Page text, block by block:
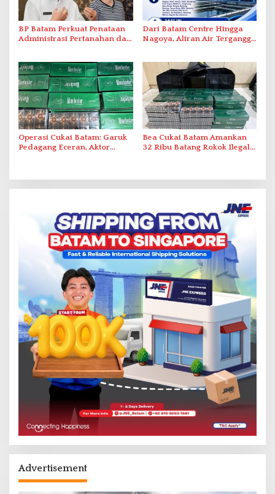
BP Batam Perkuat Penataan
Administrasi Pertanahan dan
Dari Batam Centre Hingga
Nagoya, Aliran Air Terganggu
Operasi Cukai Batam: Garuk
Pedagang Eceran, Aktor
Bea Cukai Batam Amankan
32 Ribu Batang Rokok Ilegal
Advertisement